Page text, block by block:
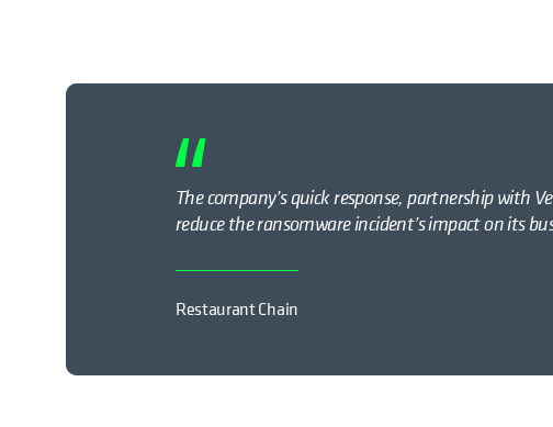
The company’s quick response, partnership with
reduce the ransomware incident’s impact on its
Restaurant Chain